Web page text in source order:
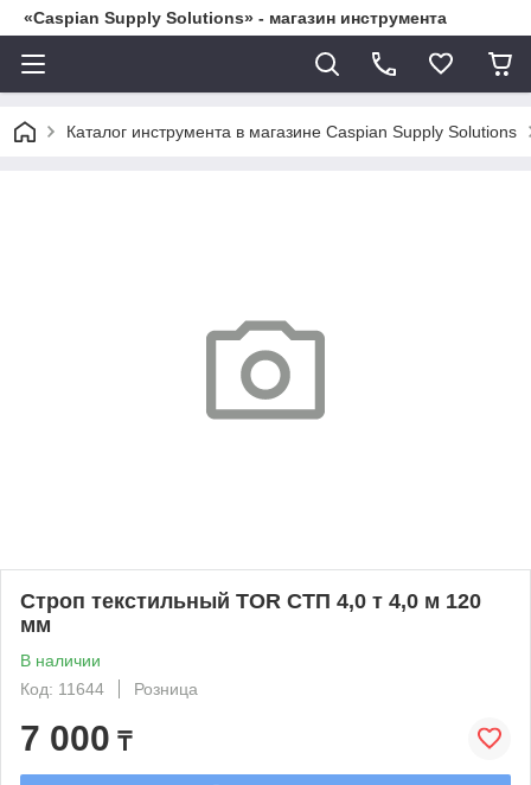
«Caspian Supply Solutions» - магазин инструмента
Каталог инструмента в магазине Caspian Supply Solutions
Строп текстильный TOR СТП 4,0 т 4,0 м 120
мм
В наличии
Код: 11644
Розница
7 000 ₸